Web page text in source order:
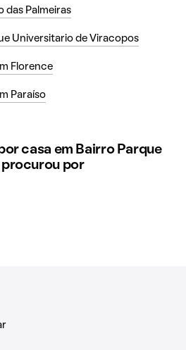
das Palmeiras
Universitario de Viracopos
Florence
Paraíso
casa em Bairro Parque
procurou por